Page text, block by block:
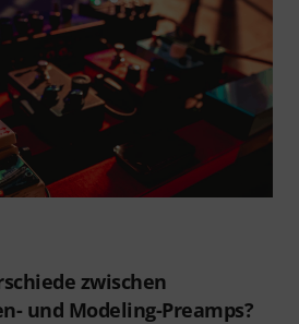
zwischen
und Modeling-Preamps?